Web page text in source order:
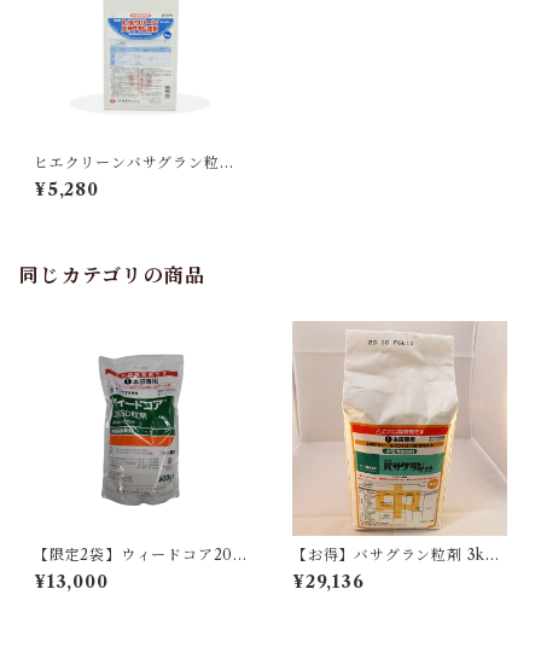
ヒエクリーンバサグラン粒剤 3
kg 1袋
¥5,280
同じカテゴリの商品
【限定2袋】ウィードコア200
SD粒剤 600g
¥13,000
【お得】バサグラン粒剤 3kg
【1箱】8袋入
¥29,136